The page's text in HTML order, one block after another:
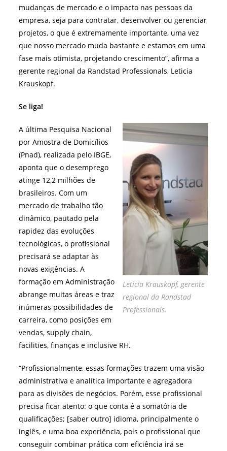
mudanças de mercado e o impacto nas pessoas da
empresa, seja para contratar, desenvolver ou gerenciar
projetos, o que é extremamente importante, uma vez
que nosso mercado muda bastante e estamos em uma
fase mais otimista, projetando crescimento”, afirma a
gerente regional da Randstad Professionals, Leticia
Krauskopf.
Se liga!
Leticia Krauskopf, gerente
regional da Randstad
Professionals.
A última Pesquisa Nacional
por Amostra de Domicílios
(Pnad), realizada pelo IBGE,
aponta que o desemprego
atinge 12,2 milhões de
brasileiros. Com um
mercado de trabalho tão
dinâmico, pautado pela
rapidez das evoluções
tecnológicas, o profissional
precisará se adaptar às
novas exigências. A
formação em Administração
abrange muitas áreas e traz
inúmeras possibilidades de
carreira, como posições em
vendas, supply chain,
facilities, finanças e inclusive RH.
“Profissionalmente, essas formações trazem uma visão
administrativa e analítica importante e agregadora
para as divisões de negócios. Porém, esse profissional
precisa ficar atento: o que conta é a somatória de
qualificações; [saber outro] idioma, principalmente o
inglês, e uma boa experiência, pois o profissional que
conseguir combinar prática com eficiência irá se